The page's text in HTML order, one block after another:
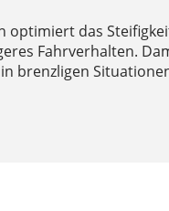
optimiert das
Fahrverhalten.
brenzligen